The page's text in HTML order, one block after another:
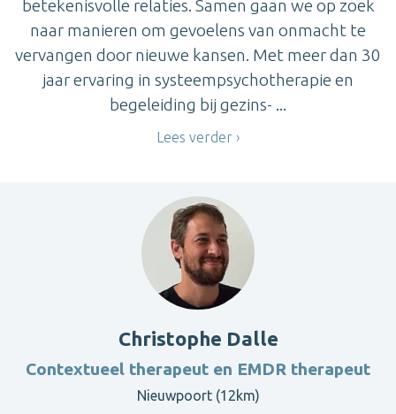
betekenisvolle relaties. Samen gaan we op zoek
naar manieren om gevoelens van onmacht te
vervangen door nieuwe kansen. Met meer dan 30
jaar ervaring in systeempsychotherapie en
begeleiding bij gezins- ...
Lees verder
Christophe Dalle
Contextueel therapeut en EMDR therapeut
Nieuwpoort (12km)